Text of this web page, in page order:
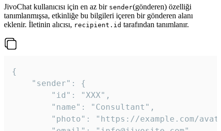
JivoChat kullanıcısı için en az bir sender(gönderen) özelliği
tanımlanmışsa, etkinliğe bu bilgileri içeren bir gönderen alanı
eklenir. İletinin alıcısı, recipient.id tarafından tanımlanır.
{